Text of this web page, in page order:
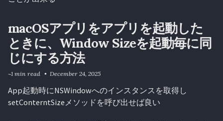
macOSアプリをアプリを起動した
ときに、Window Sizeを起動毎に同
じにする方法
App起動時にNSWindowへのインスタンスを取得し
setConterntSizeメソッドを呼び出せば良い
~1 min read December 24, 2025